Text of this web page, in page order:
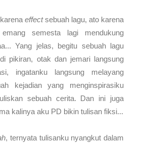
effectsebuah lagu, ato karena
semesta lagi mendukung
Yang jelas, begitu sebuah lagu
pikiran, otak dan jemari langsung
ingatanku langsung melayang
kejadian yang menginspirasiku
sebuah cerita. Dan ini juga
kalinya aku PD bikin tulisan fiksi...
, ternyata tulisanku nyangkut dalam